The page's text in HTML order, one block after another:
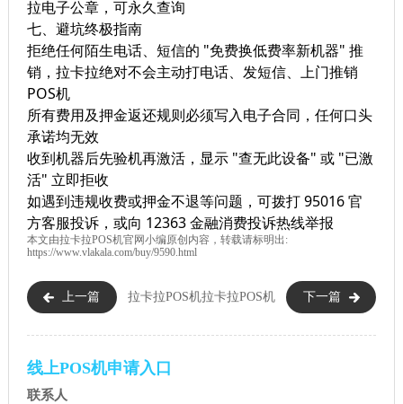
拉电子公章，可永久查询
七、避坑终极指南
拒绝任何陌生电话、短信的 "免费换低费率新机器" 推
销，拉卡拉绝对不会主动打电话、发短信、上门推销
POS机
所有费用及押金返还规则必须写入电子合同，任何口头
承诺均无效
收到机器后先验机再激活，显示 "查无此设备" 或 "已激
活" 立即拒收
如遇到违规收费或押金不退等问题，可拨打 95016 官
方客服投诉，或向 12363 金融消费投诉热线举报
本文由拉卡拉POS机官网小编原创内容，转载请标明出:
https://www.vlakala.com/buy/9590.html
上一篇 拉卡拉POS机
照、费率、价格（2026年最
新）
下一篇
拉卡拉POS机
线上POS机申请入口
联系人